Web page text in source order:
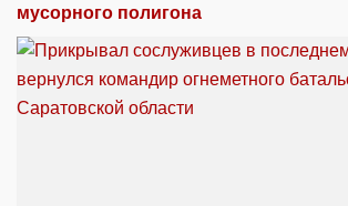
мусорного полигона